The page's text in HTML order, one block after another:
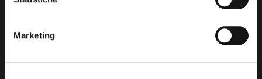
Marketing
fortezzacrew@gmail.com